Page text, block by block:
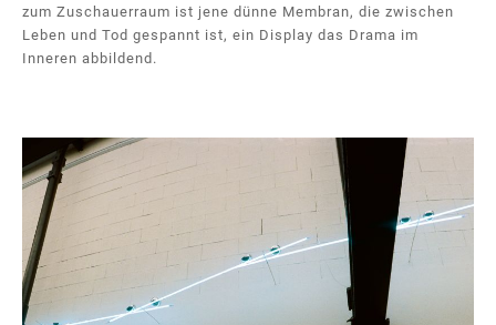
zum Zuschauerraum ist jene dünne Membran, die zwischen
Leben und Tod gespannt ist, ein Display das Drama im
Inneren abbildend.